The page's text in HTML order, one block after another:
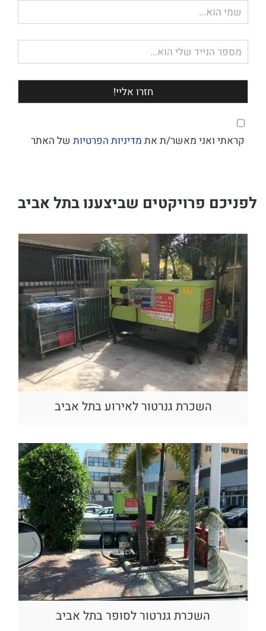
שם
מלא
טלפון
קראתי ואני מאשר/ת את מדיניות הפרטיות של האתר
לפניכם פרויקטים שביצענו בתל אביב
השכרת גנרטור לאירוע בתל אביב
השכרת גנרטור לסופר בתל אביב